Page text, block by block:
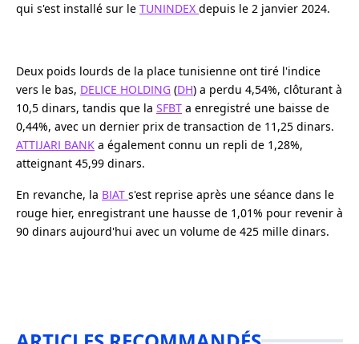
qui s'est installé sur le TUNINDEX depuis le 2 janvier 2024.
Deux poids lourds de la place tunisienne ont tiré l'indice
vers le bas, DELICE HOLDING (DH) a perdu 4,54%, clôturant à
10,5 dinars, tandis que la SFBT a enregistré une baisse de
0,44%, avec un dernier prix de transaction de 11,25 dinars.
ATTIJARI BANK a également connu un repli de 1,28%,
atteignant 45,99 dinars.
En revanche, la BIAT s'est reprise après une séance dans le
rouge hier, enregistrant une hausse de 1,01% pour revenir à
90 dinars aujourd'hui avec un volume de 425 mille dinars.